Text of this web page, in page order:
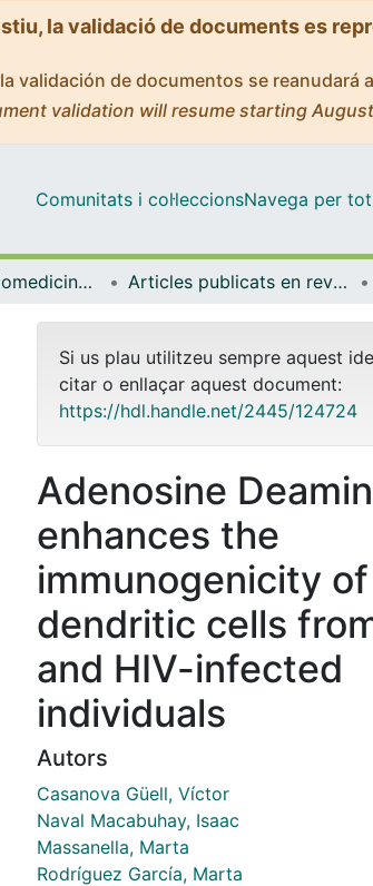
la validació de documents es
validación de documentos se
validation will resume starting
Comunitats i col·leccionsNavega per
Bioquímica i Biomedicina Molecular Articles publicats en revistes (Bioquímica i Biomedicina Molecular)
Si us plau utilitzeu sempre aquest
citar o enllaçar aquest document:
https://hdl.handle.net/2445/124724
Adenosine
enhances the
immunogenicity
dendritic cells
and HIV-infected
individuals
Autors
Casanova Güell, Víctor
Naval Macabuhay, Isaac
Massanella, Marta
Rodríguez García, Marta